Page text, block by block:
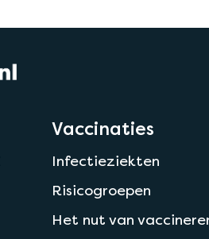
Vaccinaties
Infectieziekten
Risicogroepen
Het nut van